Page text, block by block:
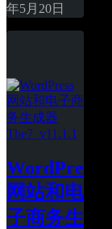
年5月20日
WordPress
网站和电
子商务生